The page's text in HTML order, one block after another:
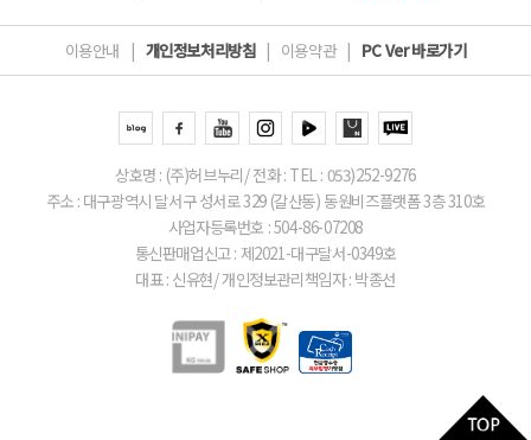
이용안내 | 개인정보처리방침 | 이용약관 | PC Ver 바로가기
상호명 : (주)허브누리/ 전화 : TEL : 053)252-9276
주소 : 대구광역시 달서구 성서로 329 (갈산동) 동원비즈플랫폼 3층 310호
사업자등록번호 : 504-86-07208
통신판매업신고 : 제2021-대구달서-0349호
대표 : 신유현/ 개인정보관리책임자 : 박종선